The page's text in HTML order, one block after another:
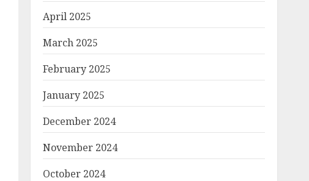
April 2025
March 2025
February 2025
January 2025
December 2024
November 2024
October 2024